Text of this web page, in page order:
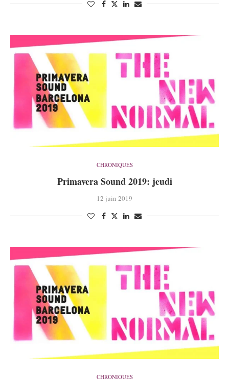
CHRONIQUES
Primavera Sound 2019: jeudi
12 juin 2019
CHRONIQUES